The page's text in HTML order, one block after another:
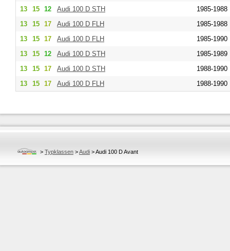
13
15 12 Audi 100 D STH
1985-1988
13
15 17 Audi 100 D FLH
1985-1988
13
15 17 Audi 100 D FLH
1985-1990
13
15 12 Audi 100 D STH
1985-1989
13
15 17 Audi 100 D STH
1988-1990
13
15 17 Audi 100 D FLH 1988-1990
> Typklassen >Audi >Audi 100 D Avant